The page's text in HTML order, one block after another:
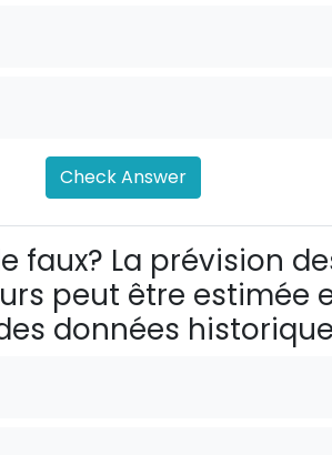
Check Answer
faux? La prévision
peut être estimée
données